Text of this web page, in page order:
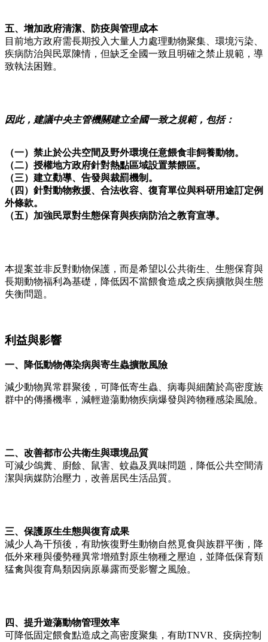
五、增加政府清潔、防疫與管理成本
目前地方政府需長期投入大量人力處理動物聚集、環境污染、
疾病防治與民眾陳情，但缺乏全國一致且明確之禁止規範，導
致執法困難。
因此，建議中央主管機關建立全國一致之規範，包括：
（一）禁止於公共空間及野外環境任意餵食非飼養動物。
（二）授權地方政府針對熱點區域設置禁餵區。
（三）建立勸導、告發與裁罰機制。
（四）針對動物救援、合法收容、復育單位與科研用途訂定例
外條款。
（五）加強民眾對生態保育與疾病防治之教育宣導。
本提案並非反對動物保護，而是希望以公共衛生、生態保育與
長期動物福利為基礎，降低因不當餵食造成之疾病擴散與生態
失衡問題。
利益與影響
一、降低動物傳染病與寄生蟲擴散風險
減少動物異常群聚後，可降低寄生蟲、病毒與細菌於高密度族
群中的傳播機率，減輕遊蕩動物疾病爆發與跨物種感染風險。
二、改善都市公共衛生與環境品質
可減少鴿糞、廚餘、鼠害、蚊蟲及異味問題，降低公共空間清
潔與病媒防治壓力，改善居民生活品質。
三、保護原生生態與復育成果
減少人為干預後，有助恢復野生動物自然覓食與族群平衡，降
低外來種與優勢種異常增殖對原生物種之壓迫，並降低保育類
猛禽與復育鳥類因病原暴露而受影響之風險。
四、提升遊蕩動物管理效率
可降低固定餵食點造成之高密度聚集，有助TNVR、疫病控制